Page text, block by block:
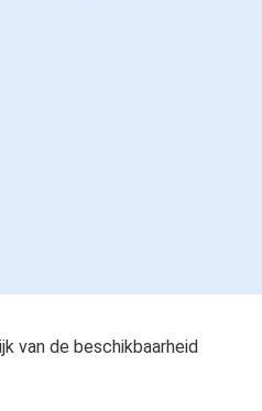
van de beschikbaarheid